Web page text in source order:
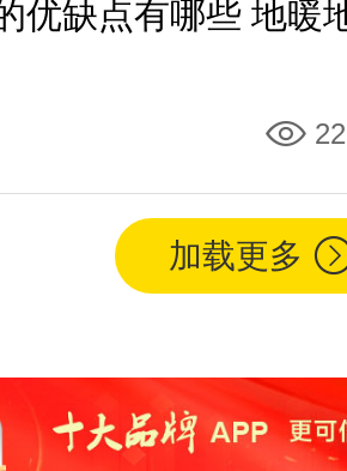
优缺点有哪些 地暖
加载更多